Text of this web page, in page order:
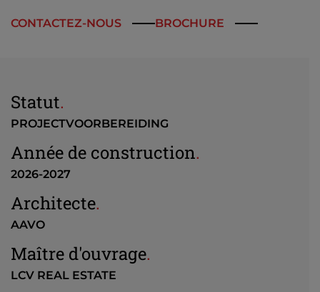
CONTACTEZ-NOUS BROCHURE
Statut.
PROJECTVOORBEREIDING
Année de construction.
2026-2027
Architecte.
AAVO
Maître d'ouvrage.
LCV REAL ESTATE